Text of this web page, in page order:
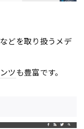
どを取り扱うメデ
ツも豊富です。